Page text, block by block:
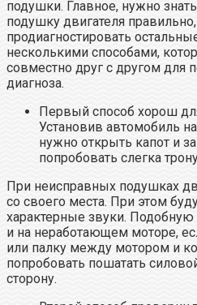
подушки. Главное, нужно
подушку двигателя
продиагностировать
несколькими способами,
совместно друг с другом для
диагноза.
Первый способ хорош
Установив автомобиль
нужно открыть капот и
попробовать слегка
При неисправных подушках
со своего места. При этом
характерные звуки.
и на неработающем моторе,
или палку между мотором и
попробовать пошатать
сторону.